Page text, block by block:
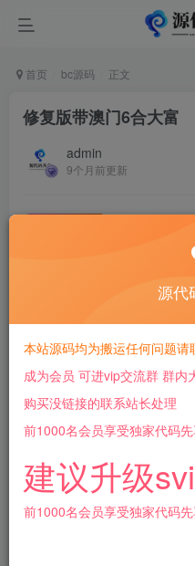
首页 bc源码 正文
修复版带澳门6合大富
admin
9个月前更新
此内容为付费阅读，请付费后
￥
会员免费
修复版带澳门6合大
烂大街的大富，没有
集，采集正常、结
源代
本站源码均为搬运任何问题请
成为会员 可进vip交流群 群内
购买没链接的联系站长处理
前1000名会员享受独家代码
建议升级
前1000名会员享受独家代码